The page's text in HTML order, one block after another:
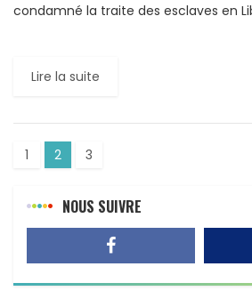
condamné la traite des esclaves en
Lire la suite
1 2 3
NOUS SUIVRE